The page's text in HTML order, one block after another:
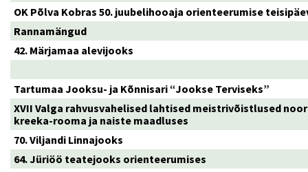
OK Põlva Kobras 50. juubelihooaja orienteerumise
Rannamängud
42. Märjamaa alevijooks
Tartumaa Jooksu- ja Kõnnisari “Jookse Terviseks”
XVII Valga rahvusvahelised lahtised meistrivõistlused
kreeka-rooma ja naiste maadluses
70. Viljandi Linnajooks
64. Jüriöö teatejooks orienteerumises